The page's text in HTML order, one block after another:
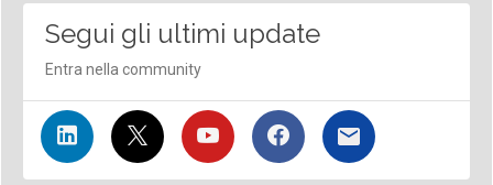
Segui gli ultimi update
Entra nella community